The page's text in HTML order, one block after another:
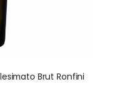
Brut Ronfini